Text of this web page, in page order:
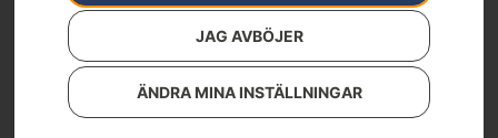
JAG AVBÖJER
ÄNDRA MINA INSTÄLLNINGAR